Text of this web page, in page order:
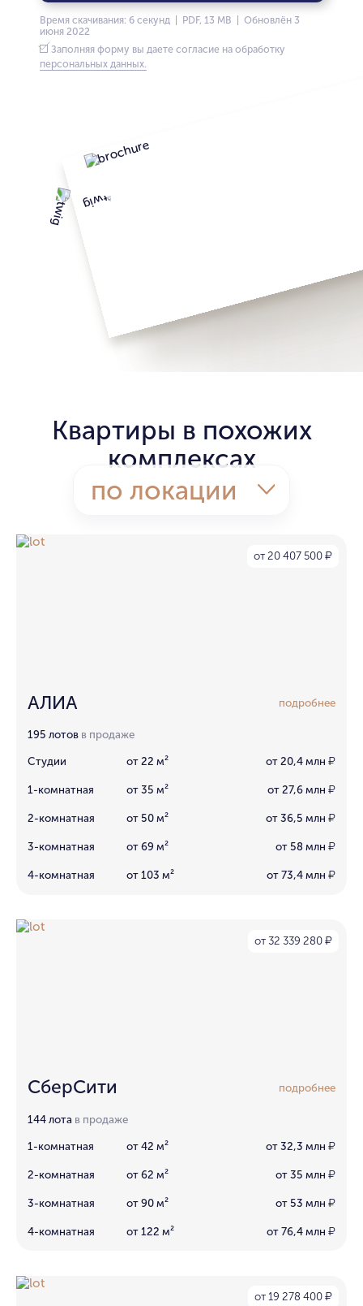
Время скачивания: 6 секунд | PDF, 13 MB | Обновлён 3
июня 2022
Заполняя форму вы даете согласие на обработку
персональных данных.
Квартиры в похожих
комплексах
по локации
от 20 407 500 ₽
АЛИА подробнее
195 лотов в продаже
Студии от 22 м² от 20,4 млн ₽
1-комнатная от 35 м² от 27,6 млн ₽
2-комнатная от 50 м² от 36,5 млн ₽
3-комнатная от 69 м² от 58 млн ₽
4-комнатная от 103 м² от 73,4 млн ₽
от 32 339 280 ₽
СберСити подробнее
144 лота в продаже
1-комнатная от 42 м² от 32,3 млн ₽
2-комнатная от 62 м² от 35 млн ₽
3-комнатная от 90 м² от 53 млн ₽
4-комнатная от 122 м² от 76,4 млн ₽
от 19 278 400 ₽